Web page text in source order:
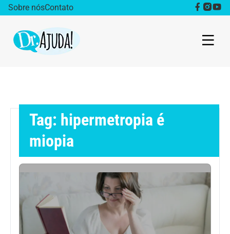
Sobre nósContato
Obesidade
Destaque
Bem estar
Saúde da mulher
Tag: hipermetropia é
miopia